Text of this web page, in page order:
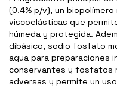
(0,4% p/v), un
viscoelásticas que
húmeda y protegida.
dibásico, sodio fosfato
agua para preparaciones
conservantes y fosfatos
adversas y permite un